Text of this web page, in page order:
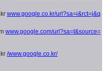
www.google.co.kr/url?sa=i&rct=j&q
www.google.com/url?sa=t&source=
/www.google.co.kr/